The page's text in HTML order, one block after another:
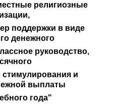
религиозные
поддержки в виде
денежного
руководство,
и
выплаты
года"